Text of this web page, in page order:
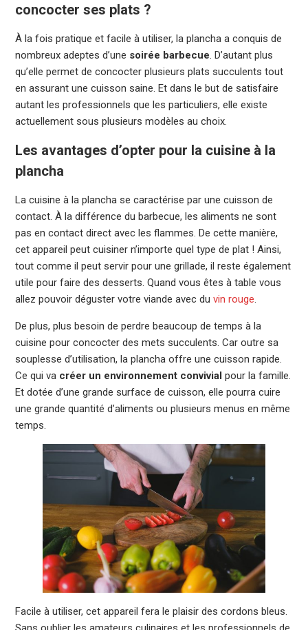
concocter ses plats ?
À la fois pratique et facile à utiliser, la plancha a conquis de
nombreux adeptes d’une soirée barbecue. D’autant plus
qu’elle permet de concocter plusieurs plats succulents tout
en assurant une cuisson saine. Et dans le but de satisfaire
autant les professionnels que les particuliers, elle existe
actuellement sous plusieurs modèles au choix.
Les avantages d’opter pour la cuisine à la
plancha
La cuisine à la plancha se caractérise par une cuisson de
contact. À la différence du barbecue, les aliments ne sont
pas en contact direct avec les flammes. De cette manière,
cet appareil peut cuisiner n’importe quel type de plat ! Ainsi,
tout comme il peut servir pour une grillade, il reste également
utile pour faire des desserts. Quand vous êtes à table vous
allez pouvoir déguster votre viande avec du vin rouge.
De plus, plus besoin de perdre beaucoup de temps à la
cuisine pour concocter des mets succulents. Car outre sa
souplesse d’utilisation, la plancha offre une cuisson rapide.
Ce qui va créer un environnement convivial pour la famille.
Et dotée d’une grande surface de cuisson, elle pourra cuire
une grande quantité d’aliments ou plusieurs menus en même
temps.
Facile à utiliser, cet appareil fera le plaisir des cordons bleus.